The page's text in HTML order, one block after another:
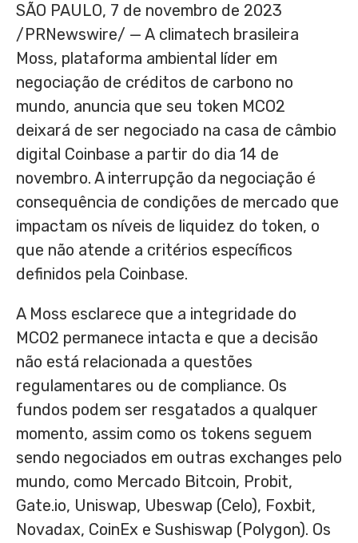
SÃO PAULO, 7 de novembro de 2023
/PRNewswire/ — A climatech brasileira
Moss, plataforma ambiental líder em
negociação de créditos de carbono no
mundo, anuncia que seu token MCO2
deixará de ser negociado na casa de câmbio
digital Coinbase a partir do dia 14 de
novembro. A interrupção da negociação é
consequência de condições de mercado que
impactam os níveis de liquidez do token, o
que não atende a critérios específicos
definidos pela Coinbase.
A Moss esclarece que a integridade do
MCO2 permanece intacta e que a decisão
não está relacionada a questões
regulamentares ou de compliance. Os
fundos podem ser resgatados a qualquer
momento, assim como os tokens seguem
sendo negociados em outras exchanges pelo
mundo, como Mercado Bitcoin, Probit,
Gate.io, Uniswap, Ubeswap (Celo), Foxbit,
Novadax, CoinEx e Sushiswap (Polygon). Os